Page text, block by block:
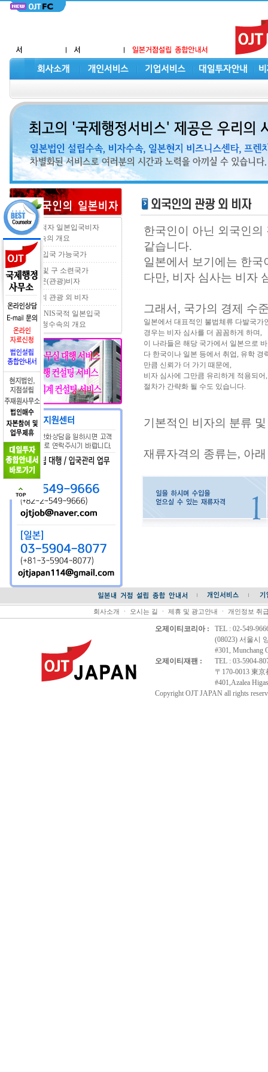
중국국적자 일본입국비자
신청수속의 개요
무비자 입국 가능국가
러시아 및 구 소련국가
일본방문(관광)비자
외국인의 관광 외 비자
러시아, NIS국적 일본입국
비자 신청수속의 개요
한국인이 아닌 외국인
같습니다.
일본에서 보기에는 한
다만, 비자 심사는 비자
그래서, 국가의 경제 수
일본에서 대표적인 불법체류 다발국가
경우는 비자 심사를 더 꼼꼼하게 하며,
이 나라들은 해당 국가에서 일본으로
다 한국이나 일본 등에서 취업, 유학 경
만큼 신뢰가 더 가기 때문에,
비자 심사에 그만큼 유리하게 적용되
절차가 간략화 될 수도 있습니다.
기본적인 비자의 분류
재류자격의 종류는, 아
회사소개 ㆍ 오시는 길 ㆍ 제휴 및 광고안내 ㆍ 개인정보 취
오제이티코리아 :
TEL : 02-549-
(08023) 서울시
#301, Munchang
오제이티재팬 :
TEL : 03-5904-
〒170-0013 東
#401,Azalea
Copyright OJT JAPAN all rights